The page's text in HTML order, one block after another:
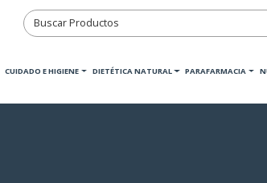
CUIDADO E HIGIENE DIETÉTICA NATURAL PARAFARMACIA